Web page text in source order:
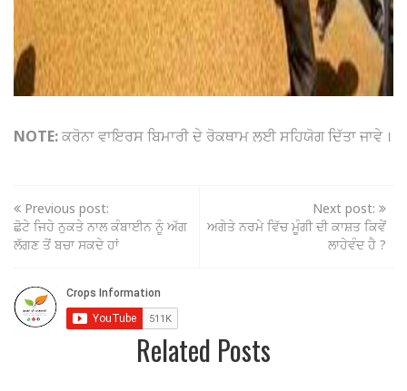
NOTE:ਕਰੋਨਾ ਵਾਇਰਸ ਬਿਮਾਰੀ ਦੇ ਰੋਕਥਾਮ ਲਈ ਸਹਿਯੋਗ ਦਿੱਤਾ ਜਾਵੇ ।
Previous post:
ਛੋਟੇ ਜਿਹੇ ਨੁਕਤੇ ਨਾਲ ਕੰਬਾਈਨ ਨੂੰ ਅੱਗ
ਲੱਗਣ ਤੋਂ ਬਚਾ ਸਕਦੇ ਹਾਂ
Next post:
ਅਗੇਤੇ ਨਰਮੇ ਵਿੱਚ ਮੂੰਗੀ ਦੀ ਕਾਸ਼ਤ ਕਿਵੇਂ
ਲਾਹੇਵੰਦ ਹੈ ?
Related Posts